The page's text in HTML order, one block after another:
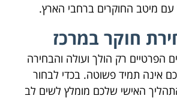
מיטב החוקרים ברחבי הארץ.
חוקר במרכז
הפרטיים רק הולך ועולה והבחירה
אינה תמיד פשוטה. בכדי לבחור
האישי שלכם מומלץ לשים לב